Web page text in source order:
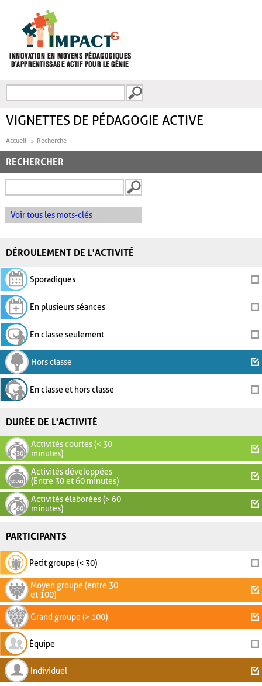
FORMULAIRE DE
VIGNETTES DE PÉDAGOGIE ACTIVE
Accueil Recherche
RECHERCHER
Voir tous les mots-clés
DÉROULEMENT DE L'ACTIVITÉ
Sporadiques
En plusieurs séances
En classe seulement
Hors classe
En classe et hors classe
DURÉE DE L'ACTIVITÉ
Activités courtes (< 30
minutes)
Activités développées
(Entre 30 et 60 minutes)
Activités élaborées (> 60
minutes)
PARTICIPANTS
Petit groupe (< 30)
Moyen groupe (entre 30
et 100)
Grand groupe (> 100)
Équipe
Individuel